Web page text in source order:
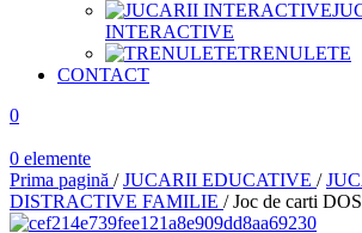
INTERACTIVE
TRENULETE
CONTACT
0
0 elemente
Prima pagină / JUCARII EDUCATIVE /
DISTRACTIVE FAMILIE / Joc de carti DOS